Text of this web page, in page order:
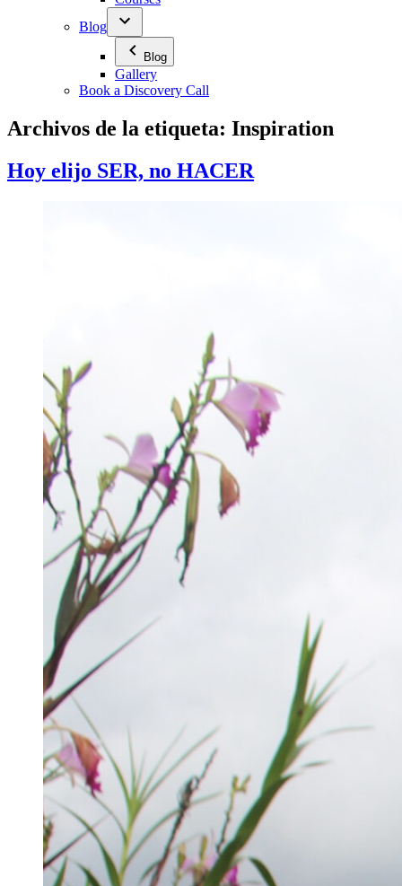
Blog
Blog
Gallery
Book a Discovery Call
Archivos de la etiqueta: Inspiration
Hoy elijo SER, no HACER